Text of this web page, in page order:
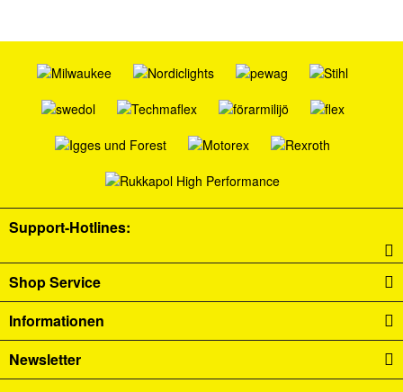
Support-Hotlines:
Shop Service
Informationen
Newsletter